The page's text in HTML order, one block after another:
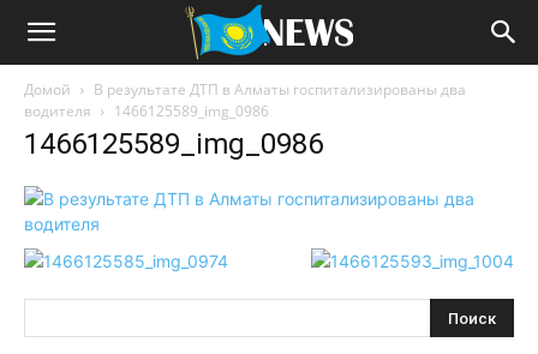
Домой
В результате ДТП в Алматы госпитализированы два
водителя
1466125589_img_0986
1466125589_img_0986